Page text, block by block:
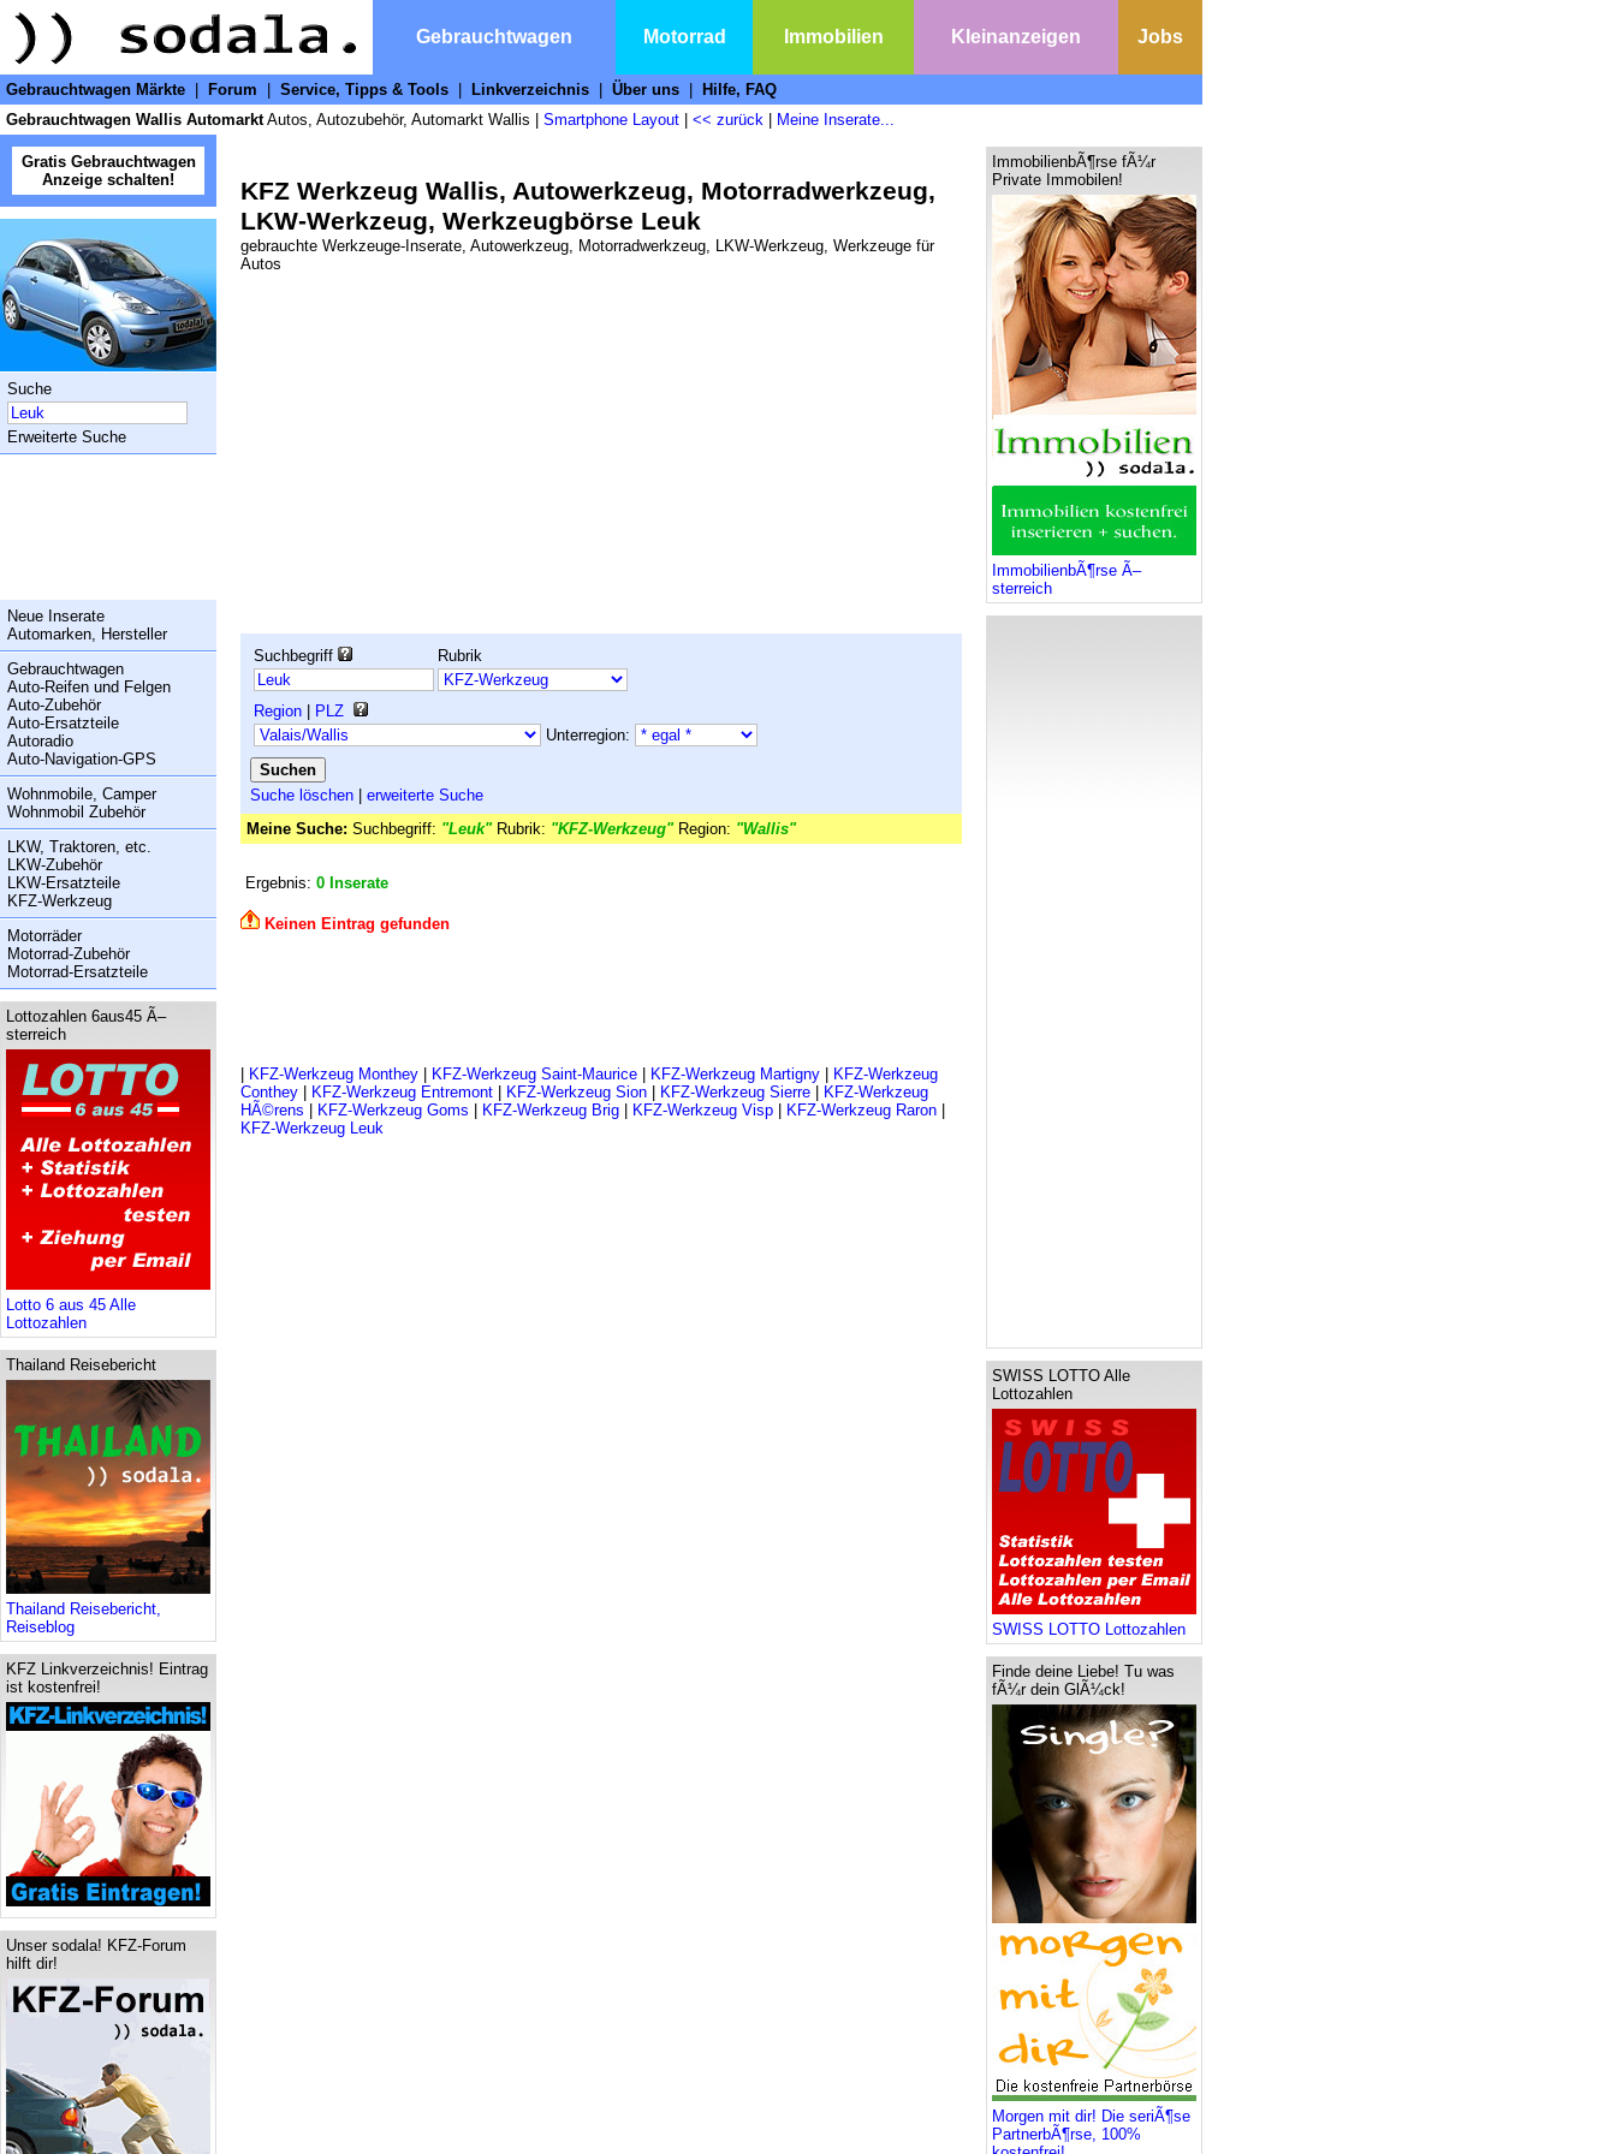
Gebrauchtwagen Motorrad Immobilien Kleinanzeigen Jobs
Gebrauchtwagen Märkte Forum Service, Tipps & Tools Linkverzeichnis Über uns
Hilfe, FAQ
Gebrauchtwagen Wallis AutomarktAutos, Autozubehör, Automarkt Wallis | Smartphone Layout << zurück Meine Inserate...
Gratis Gebrauchtwagen
Anzeige schalten!
Suche
Erweiterte Suche
Neue Inserate
Automarken, Hersteller
Gebrauchtwagen
Auto-Reifen und Felgen
Auto-Zubehör
Auto-Ersatzteile
Autoradio
Auto-Navigation-GPS
Wohnmobile, Camper
Wohnmobil Zubehör
LKW, Traktoren, etc.
LKW-Zubehör
LKW-Ersatzteile
KFZ-Werkzeug
Motorräder
Motorrad-Zubehör
Motorrad-Ersatzteile
Lottozahlen 6aus45 Ã–
sterreich
Lotto 6 aus 45 Alle
Lottozahlen
Thailand Reisebericht
Thailand Reisebericht,
Reiseblog
KFZ Linkverzeichnis! Eintrag
ist kostenfrei!
Unser sodala! KFZ-Forum
hilft dir!
KFZ Werkzeug Wallis, Autowerkzeug, Motorradwerkzeug,
LKW-Werkzeug, Werkzeugbörse Leuk
gebrauchte Werkzeuge-Inserate, Autowerkzeug, Motorradwerkzeug, LKW-Werkzeug, Werkzeuge für
Autos
Suchbegriff Rubrik
Region
PLZ
Unterregion:
Suche löschen
erweiterte Suche
Meine Suche: Suchbegriff: "Leuk"Rubrik: "KFZ-Werkzeug"Region: "Wallis"
Ergebnis: 0 Inserate
Keinen Eintrag gefunden
KFZ-Werkzeug Monthey KFZ-Werkzeug Saint-Maurice KFZ-Werkzeug Martigny
KFZ-Werkzeug
Conthey
KFZ-Werkzeug Entremont KFZ-Werkzeug Sion KFZ-Werkzeug Sierre
KFZ-Werkzeug
HÃ©rens
KFZ-Werkzeug Goms KFZ-Werkzeug Brig KFZ-Werkzeug Visp KFZ-Werkzeug Raron
KFZ-Werkzeug Leuk
ImmobilienbÃ¶rse fÃ¼r
Private Immobilen!
ImmobilienbÃ¶rse Ã–
sterreich
SWISS LOTTO Alle
Lottozahlen
SWISS LOTTO Lottozahlen
Finde deine Liebe! Tu was
fÃ¼r dein GlÃ¼ck!
Morgen mit dir! Die seriÃ¶se
PartnerbÃ¶rse, 100%